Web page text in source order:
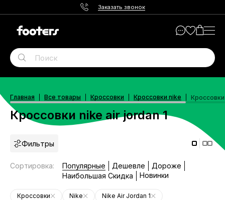
Заказать звонок
Главная Все товары Кроссовки Кроссовки nike
Кроссовки nike air jordan 1
Фильтры
Сортировка: Популярные Дешевле
Дороже
Наибольшая Скидка
Новинки
Кроссовки Nike Nike Air Jordan 1